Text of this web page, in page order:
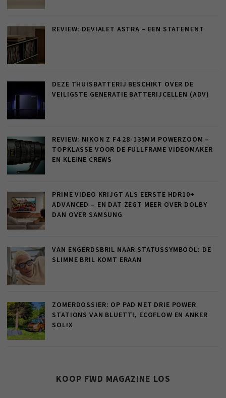
REVIEW: DEVIALET ASTRA – EEN STATEMENT
DEZE THUISBATTERIJ BESCHIKT OVER DE
VEILIGSTE GENERATIE BATTERIJCELLEN (ADV)
REVIEW: NIKON Z F4 28-135MM POWERZOOM –
TOPKLASSE VOOR DE FULLFRAME VIDEOMAKER
EN KLEINE CREWS
PRIME VIDEO KRIJGT ALS EERSTE HDR10+
ADVANCED – EN DAT ZEGT MEER OVER DOLBY
DAN OVER SAMSUNG
VAN ENGERDSBRIL NAAR STATUSSYMBOOL: DE
SLIMME BRIL KOMT ERAAN
ZOMERDOSSIER: OP PAD MET DRIE POWER
STATIONS VAN BLUETTI, ECOFLOW EN ANKER
SOLIX
KOOP FWD MAGAZINE LOS